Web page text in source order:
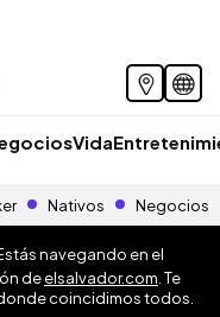
Vida
Nativos Negocios
navegando en el
deelsalvador.com . Te
coincidimos todos.